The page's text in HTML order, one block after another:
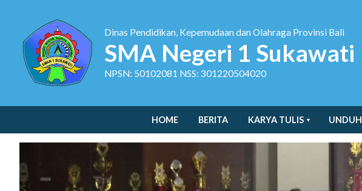
Dinas Pendidikan, Kepemudaan dan Olahraga Provinsi Bali
SMA Negeri 1 Sukawati
NPSN: 50102081 NSS: 301220504020
HOME BERITA KARYA TULIS UNDUH